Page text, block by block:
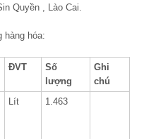
Quyền , Lào Cai.
hàng hóa:
ĐVT
Số
lượng
Ghi
chú
Lít 1.463